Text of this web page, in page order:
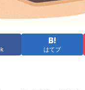
はてブ